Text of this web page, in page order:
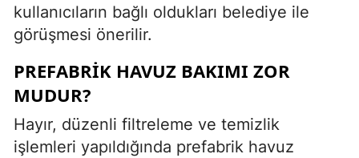
kullanıcıların bağlı oldukları belediye ile
görüşmesi önerilir.
PREFABRIK HAVUZ BAKIMI ZOR
MUDUR?
Hayır, düzenli filtreleme ve temizlik
işlemleri yapıldığında prefabrik havuz